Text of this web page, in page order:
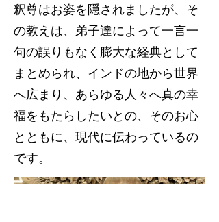
釈尊はお姿を隠されましたが、そ
の教えは、弟子達によって一言一
句の誤りもなく膨大な経典として
まとめられ、インドの地から世界
へ広まり、あらゆる人々へ真の幸
福をもたらしたいとの、そのお心
とともに、現代に伝わっているの
です。